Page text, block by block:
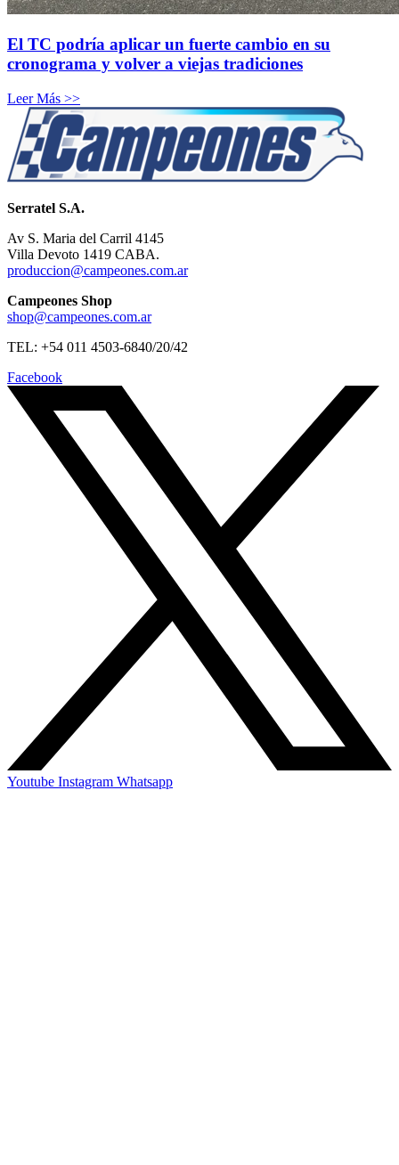
El TC podría aplicar un fuerte cambio en su
cronograma y volver a viejas tradiciones
Leer Más >>
Serratel S.A.
Av S. Maria del Carril 4145
Villa Devoto 1419 CABA.
produccion@campeones.com.ar
Campeones Shop
shop@campeones.com.ar
TEL: +54 011 4503-6840/20/42
Facebook
Youtube Instagram Whatsapp